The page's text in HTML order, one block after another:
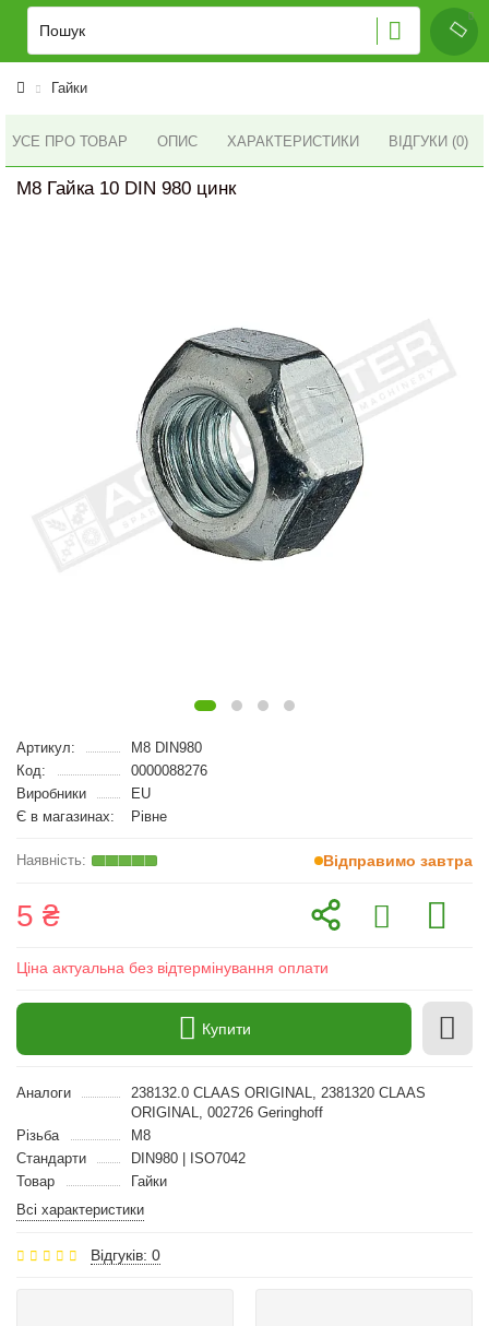
Гайки
УСЕ ПРО ТОВАР ОПИС ХАРАКТЕРИСТИКИ ВІДГУКИ (0)
M8 Гайка 10 DIN 980 цинк
Артикул:
M8 DIN980
Код:
0000088276
Виробники
EU
Є в магазинах:
Рівне
Відправимо завтра
5 ₴
Ціна актуальна без відтермінування оплати
Купити
Аналоги
238132.0 CLAAS ORIGINAL, 2381320 CLAAS
ORIGINAL, 002726 Geringhoff
Різьба
M8
Стандарти
DIN980 | ISO7042
Товар
Гайки
Всі характеристики
Відгуків: 0